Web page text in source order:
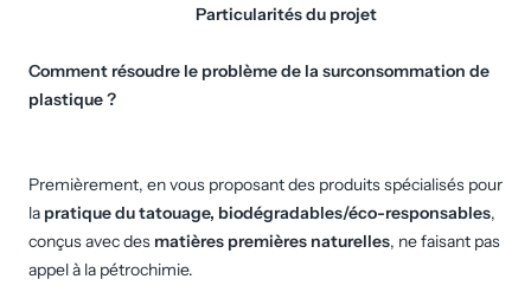
Particularités du projet
Comment résoudre le problème de la surconsommation de
plastique ?
Premièrement, en vous proposant des produits spécialisés pour
la pratique du tatouage, biodégradables/éco-responsables,
conçus avec des matières premières naturelles, ne faisant pas
appel à la pétrochimie.